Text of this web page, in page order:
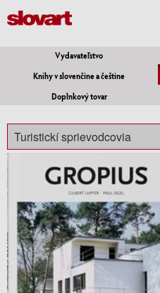
Vydavateľstvo
Knihy v slovenčine a češtine
Doplnkový tovar